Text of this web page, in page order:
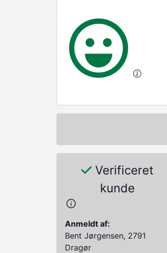
Verificeret
kunde
Anmeldt af:
Bent Jørgensen, 2791
Dragør